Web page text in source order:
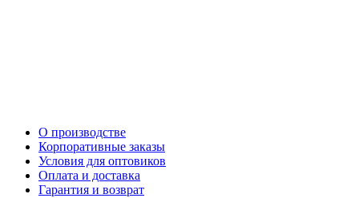
О производстве
Корпоративные заказы
Условия для оптовиков
Оплата и доставка
Гарантия и возврат